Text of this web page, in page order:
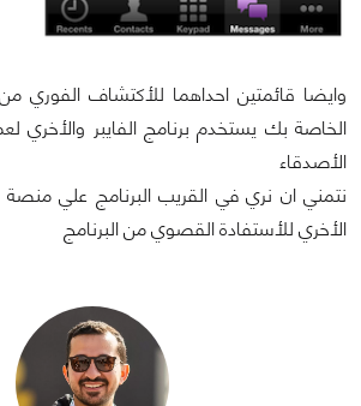
وايضا قائمتين احداهما للأكتشاف الفوري
الخاصة بك يستخدم برنامج الفايبر
الأصدقاء
نتمني ان نري في القريب البرنامج علي منصة
الأخري للأستفادة القصوي من البرنامج